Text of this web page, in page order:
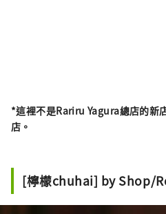
*這裡不是Rariru Yagura總店的新
店。
[檸檬chuhai] by Shop/